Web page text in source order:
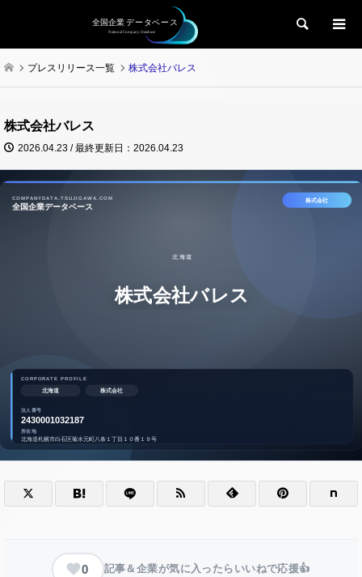
検索
プレスリリース一覧 株式会社バレス
株式会社バレス
2026.04.23 / 最終更新日：2026.04.23
0 記事＆企業が気に入ったらいいねで応援👍